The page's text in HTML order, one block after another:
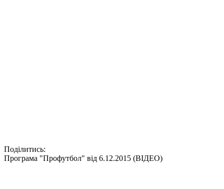
Поділитись:
Програма "Профутбол" від 6.12.2015 (ВІДЕО)